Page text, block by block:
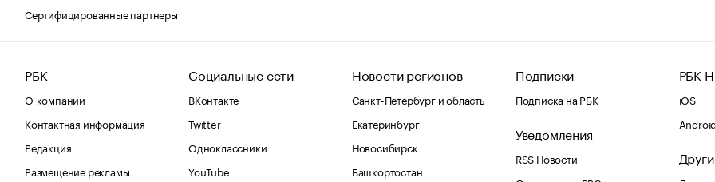
Сертифицированные партнеры
РБК
О компании
Контактная информация
Редакция
Размещение рекламы
Социальные сети
ВКонтакте
Twitter
Одноклассники
YouTube
Новости регионов
Санкт-Петербург и область
Екатеринбург
Новосибирск
Башкортостан
Подписки
Подписка на РБК
Уведомления
RSS Новости
РБК
iOS